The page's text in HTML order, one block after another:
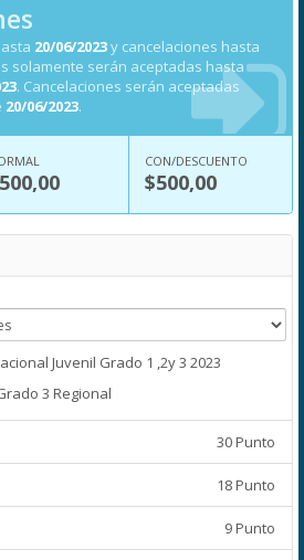
20/06/2023y cancelaciones hasta
solamente serán aceptadas hasta
. Cancelaciones serán aceptadas
20/06/2023.
CON/DESCUENTO
$500,00
Juvenil Grado 1 ,2y 3 2023
3 Regional
30 Punto
18 Punto
9 Punto